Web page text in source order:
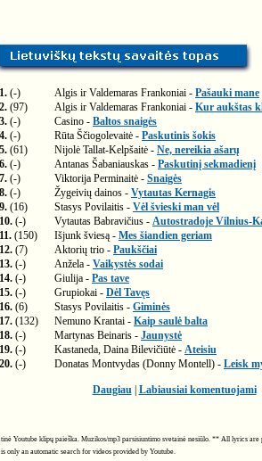
1. (-) Algis ir Valdemaras Frankoniai - Pašauki mane
2. (97) Algis ir Valdemaras Frankoniai - Kur aukštas
3. (-) Casino - Baltos snaigės
4. (-) Rūta Ščiogolevaitė - Paskutinis šokis
5. (61) Nijolė Tallat-Kelpšaitė - Ne, nereikia ašarų
6. (-) Antanas Šabaniauskas - Paskutinį sekmadienį
7. (-) Viktorija Perminaitė - Snaigės
8. (-) Žygeivių dainos - Vytautas Kernagis
9. (16) Stasys Povilaitis - Vėl švieski man vėl
10. (-) Vytautas Babravičius - Autostradoje Vilnius-
11. (150) Išjunk šviesą - Mes šiandien geriam
12. (7) Aktorių trio - Paukščiai
13. (-) Anžela - Vaikystės sodai
14. (-) Giulija - Pas tave
15. (-) Grupiokai - Dėl Tavęs
16. (6) Stasys Povilaitis - Giminės
17. (132) Nemuno Krantai - Kaip saulė balta
18. (-) Martynas Beinaris - Jaunystė
19. (-) Kastaneda, Daina Bilevičiūtė - Ateisiu
20. (-) Donatas Montvydas (Donny Montell) - Leisk
Daugiau| Labiausiai komentuojami|
klipų paieška. Muzikos/mp3 parsisiuntimo svetainė nesiūlo. ** All lyrics
only an automatic search for videos provided by Youtube.